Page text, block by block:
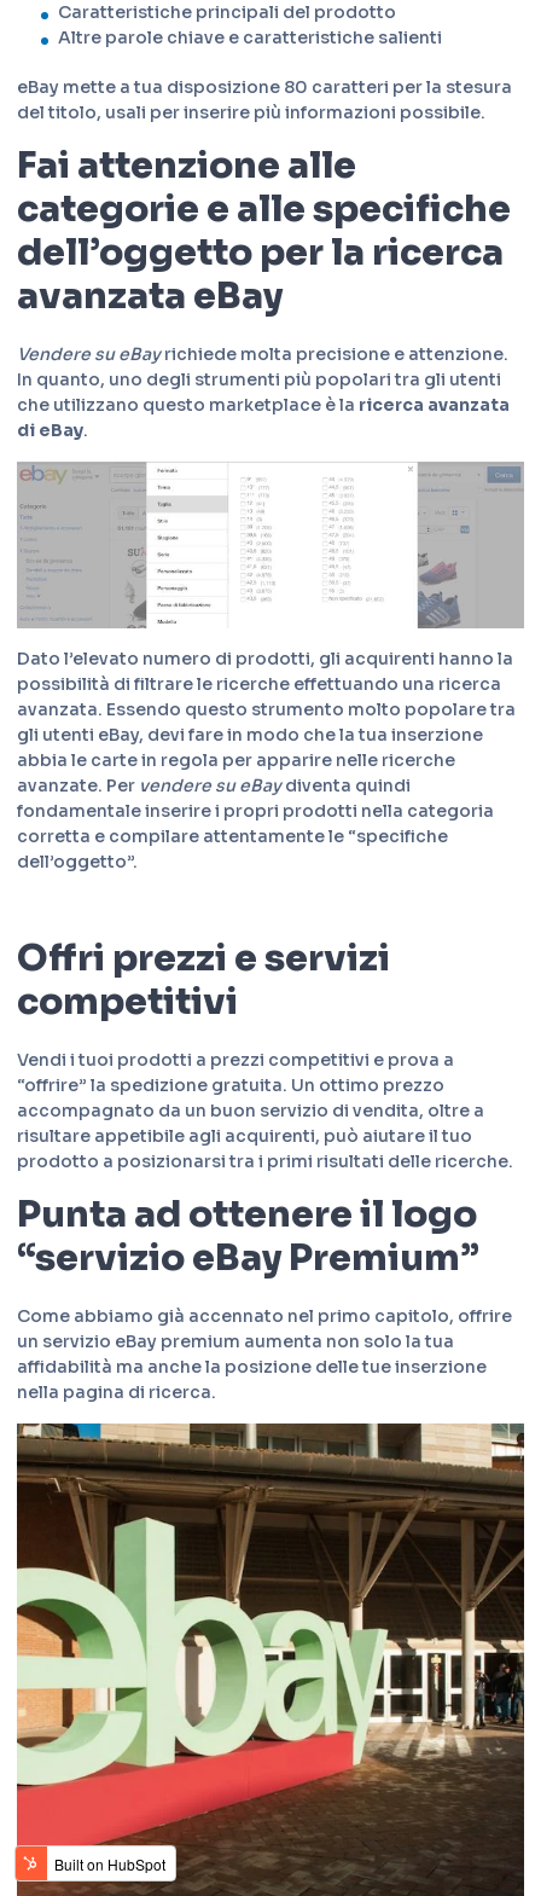
Caratteristiche principali del prodotto
Altre parole chiave e caratteristiche salienti
eBay mette a tua disposizione 80 caratteri per la stesura
del titolo, usali per inserire più informazioni possibile.
Fai attenzione alle
categorie e alle specifiche
dell’oggetto per la ricerca
avanzata eBay
Vendere su eBay richiede molta precisione e attenzione.
In quanto, uno degli strumenti più popolari tra gli utenti
che utilizzano questo marketplace è la ricerca avanzata
di eBay.
Dato l’elevato numero di prodotti, gli acquirenti hanno la
possibilità di filtrare le ricerche effettuando una ricerca
avanzata. Essendo questo strumento molto popolare tra
gli utenti eBay, devi fare in modo che la tua inserzione
abbia le carte in regola per apparire nelle ricerche
avanzate. Per vendere su eBay diventa quindi
fondamentale inserire i propri prodotti nella categoria
corretta e compilare attentamente le “specifiche
dell’oggetto”.
Offri prezzi e servizi
competitivi
Vendi i tuoi prodotti a prezzi competitivi e prova a
“offrire” la spedizione gratuita. Un ottimo prezzo
accompagnato da un buon servizio di vendita, oltre a
risultare appetibile agli acquirenti, può aiutare il tuo
prodotto a posizionarsi tra i primi risultati delle ricerche.
Punta ad ottenere il logo
“servizio eBay Premium”
Come abbiamo già accennato nel primo capitolo, offrire
un servizio eBay premium aumenta non solo la tua
affidabilità ma anche la posizione delle tue inserzione
nella pagina di ricerca.